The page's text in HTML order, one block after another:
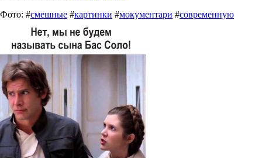
Фото: #смешные #картинки #мокументари #современную